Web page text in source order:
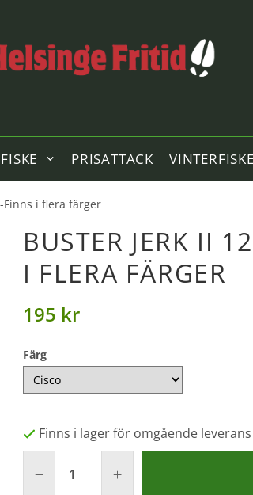
PRISATTACK VINTERFISKE
Finns i flera färger
BUSTER JERK II
I FLERA FÄRGER
195 kr
Färg
Finns i lager för omgående leverans